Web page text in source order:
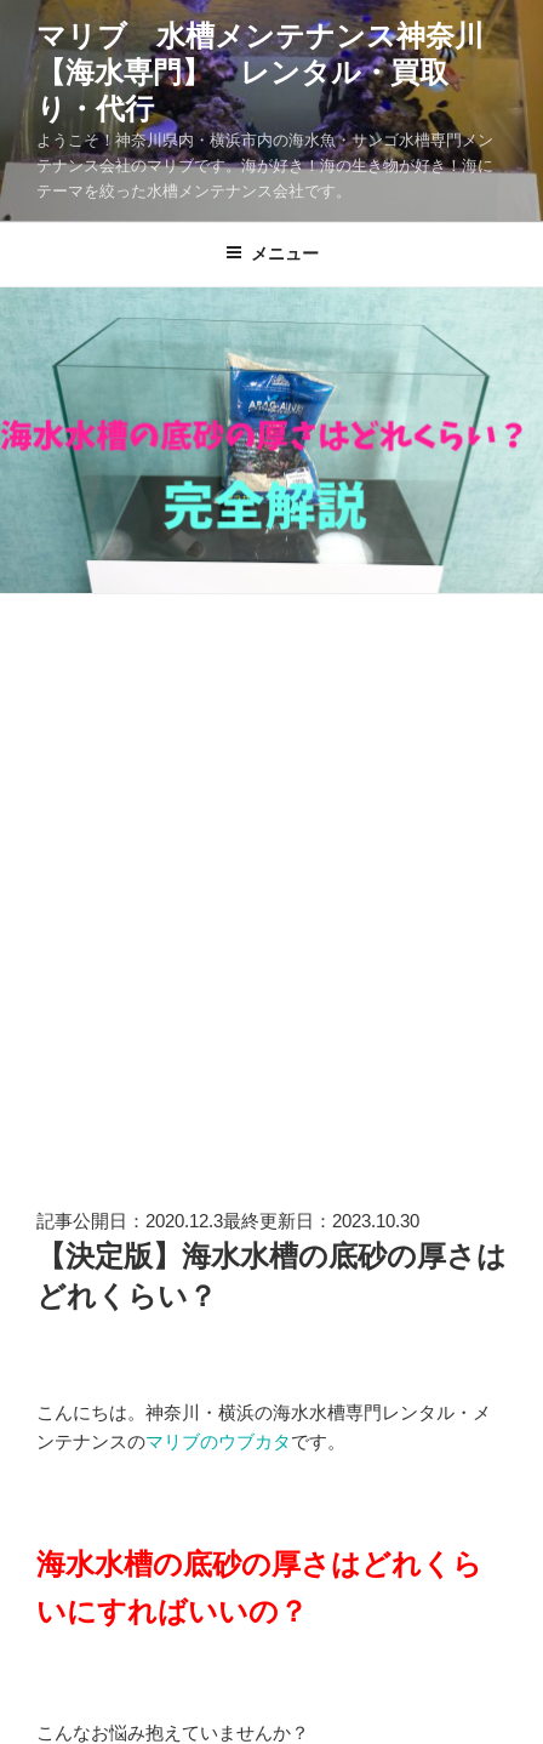
マリブ 水槽メンテナンス神奈川
【海水専門】 レンタル・買取
り・代行
ようこそ！神奈川県内・横浜市内の海水魚・サンゴ水槽専門メン
テナンス会社のマリブです。海が好き！海の生き物が好き！海に
テーマを絞った水槽メンテナンス会社です。
メニュー
記事公開日：2020.12.3最終更新日：2023.10.30
【決定版】海水水槽の底砂の厚さは
どれくらい？
こんにちは。神奈川・横浜の海水水槽専門レンタル・メ
ンテナンスのマリブのウブカタです。
海水水槽の底砂の厚さはどれくら
いにすればいいの？
こんなお悩み抱えていませんか？